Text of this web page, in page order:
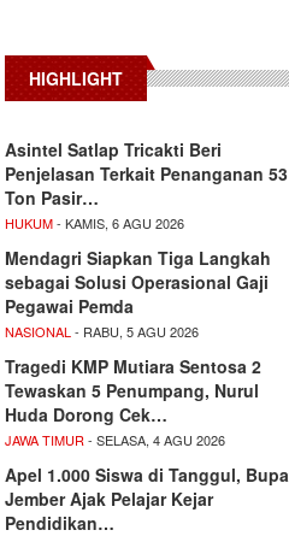
HIGHLIGHT
Asintel Satlap Tricakti Beri
Penjelasan Terkait Penanganan 53
Ton Pasir…
HUKUM- KAMIS, 6 AGU 2026
Mendagri Siapkan Tiga Langkah
sebagai Solusi Operasional Gaji
Pegawai Pemda
NASIONAL - RABU, 5 AGU 2026
Tragedi KMP Mutiara Sentosa 2
Tewaskan 5 Penumpang, Nurul
Huda Dorong Cek…
JAWA TIMUR - SELASA, 4 AGU 2026
Apel 1.000 Siswa di Tanggul,
Jember Ajak Pelajar Kejar
Pendidikan…